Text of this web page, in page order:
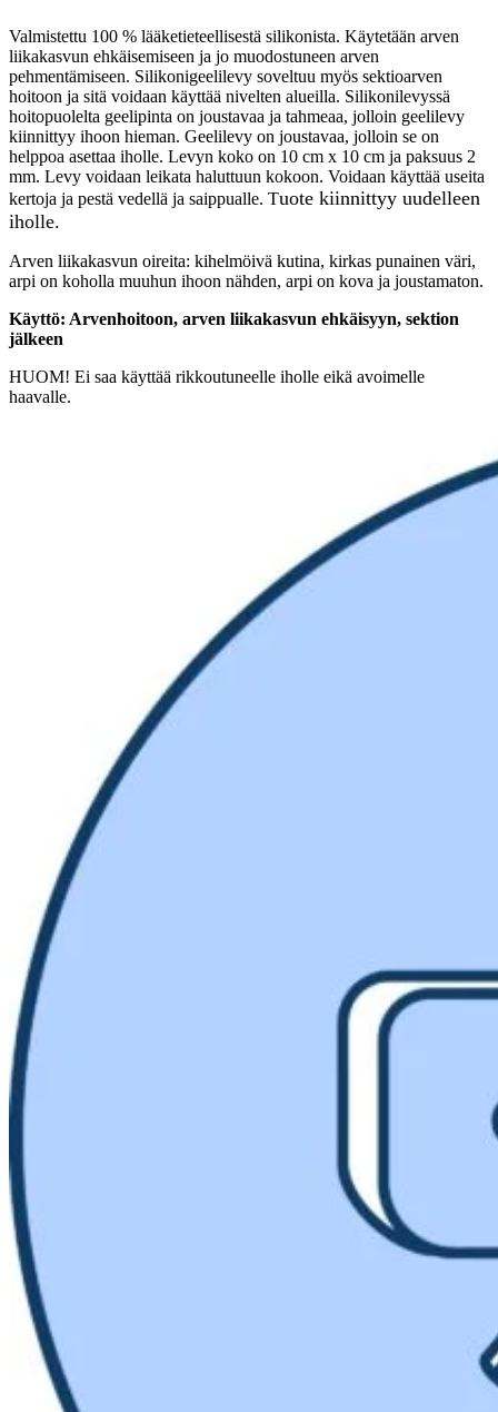
Valmistettu 100 % lääketieteellisestä silikonista. Käytetään arven
liikakasvun ehkäisemiseen ja jo muodostuneen arven
pehmentämiseen. Silikonigeelilevy soveltuu myös sektioarven
hoitoon ja sitä voidaan käyttää nivelten alueilla. Silikonilevyssä
hoitopuolelta geelipinta on joustavaa ja tahmeaa, jolloin geelilevy
kiinnittyy ihoon hieman. Geelilevy on joustavaa, jolloin se on
helppoa asettaa iholle. Levyn koko on 10 cm x 10 cm ja paksuus 2
mm. Levy voidaan leikata haluttuun kokoon. Voidaan käyttää useita
kertoja ja pestä vedellä ja saippualle. Tuote kiinnittyy uudelleen
iholle.
Arven liikakasvun oireita: kihelmöivä kutina, kirkas punainen väri,
arpi on koholla muuhun ihoon nähden, arpi on kova ja joustamaton.
Käyttö: Arvenhoitoon, arven liikakasvun ehkäisyyn, sektion
jälkeen
HUOM! Ei saa käyttää rikkoutuneelle iholle eikä avoimelle
haavalle.